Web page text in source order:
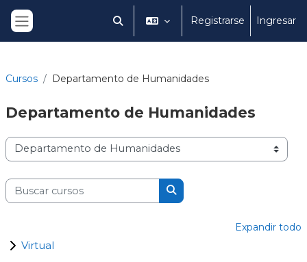
Panel lateral
Selector de búsqueda de entrada
Registrarse Ingresar
Cursos Departamento de Humanidades
Departamento de Humanidades
Categorías
Buscar cursos
Buscar cursos
Expandir todo
Virtual